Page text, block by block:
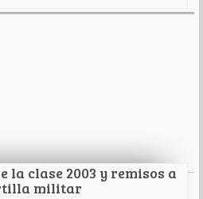
compartimos el
Ing. Gilberto Gradias
Leer Más
la clase 2003 y remisos a
militar